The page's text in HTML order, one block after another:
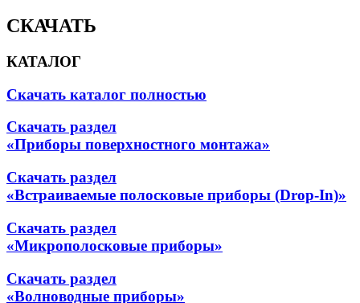
СКАЧАТЬ
КАТАЛОГ
Скачать каталог полностью
Скачать раздел
«Приборы поверхностного монтажа»
Скачать раздел
«Встраиваемые полосковые приборы (Drop-In)»
Скачать раздел
«Микрополосковые приборы»
Скачать раздел
«Волноводные приборы»